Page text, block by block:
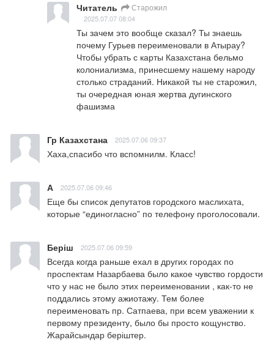
Читатель Старожил
2025.07.07 08:04
Ты зачем это вообще сказал? Ты знаешь
почему Гурьев переименовали в Атырау?
Чтобы убрать с карты Казахстана бельмо
колониализма, принесшему нашему народу
столько страданий. Никакой ты не старожил,
ты очередная юная жертва дугинского
фашизма
Гр Казахстана 2025.07.06 09:37
Хаха,спасибо что вспомнилм. Класс!
А 2025.07.06 09:46
Еще бы список депутатов городского маслихата,
которые “единогласно” по телефону проголосовали.
Беріш 2025.07.06 09:59
Всегда когда раньше ехал в других городах по
проспектам Назарбаева было какое чувство гордости
что у нас не было этих переименовании , как-то не
поддались этому ажиотажу. Тем более
переименовать пр. Сатпаева, при всем уважении к
первому президенту, было бы просто кощунство.
Жарайсындар беріштер.